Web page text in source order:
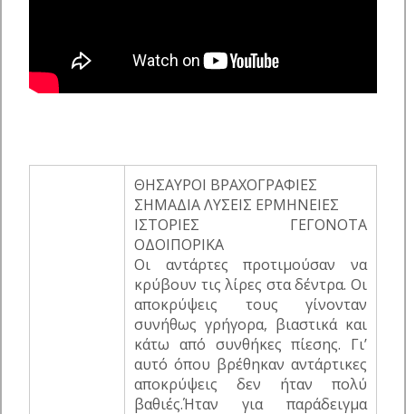
ΘΗΣΑΥΡΟΙ ΒΡΑΧΟΓΡΑΦΙΕΣ
ΣΗΜΑΔΙΑ ΛΥΣΕΙΣ ΕΡΜΗΝΕΙΕΣ
ΙΣΤΟΡΙΕΣ ΓΕΓΟΝΟΤΑ
ΟΔΟΙΠΟΡΙΚΑ
Οι αντάρτες προτιμούσαν να
κρύβουν τις λίρες στα δέντρα. Οι
αποκρύψεις τους γίνονταν
συνήθως γρήγορα, βιαστικά και
κάτω από συνθήκες πίεσης. Γι’
αυτό όπου βρέθηκαν αντάρτικες
αποκρύψεις δεν ήταν πολύ
βαθιές.Ήταν για παράδειγμα